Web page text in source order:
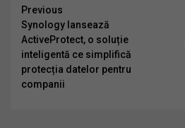
Continue
Reading
Previous
Synology lansează
ActiveProtect, o soluție
inteligentă ce simplifică
protecția datelor pentru
companii